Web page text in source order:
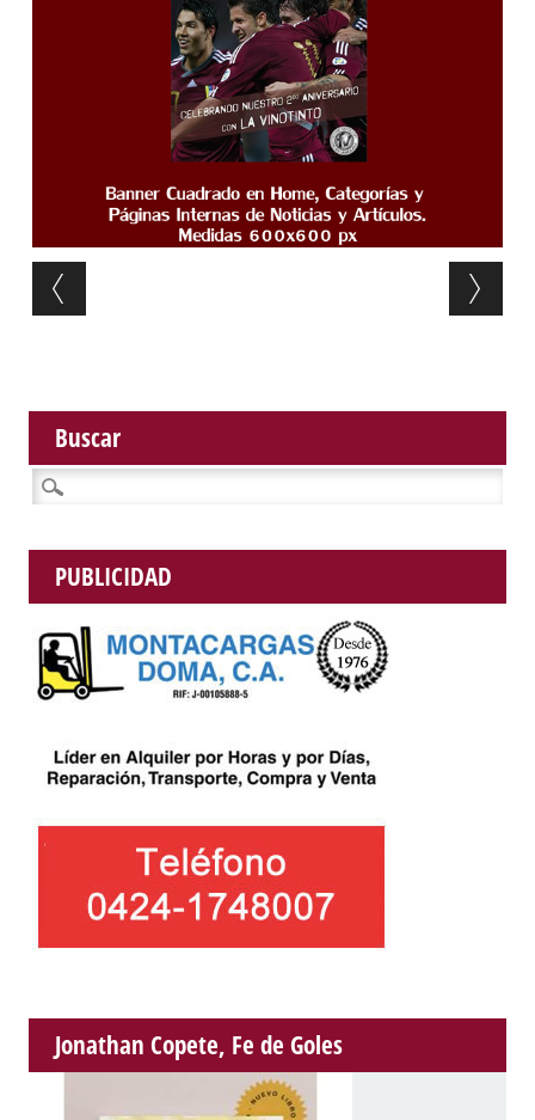
Post navigation
Buscar
Buscar:
PUBLICIDAD
Jonathan Copete, Fe de Goles